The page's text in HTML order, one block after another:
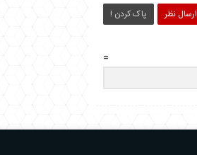
ارسال نظر پاک کردن !